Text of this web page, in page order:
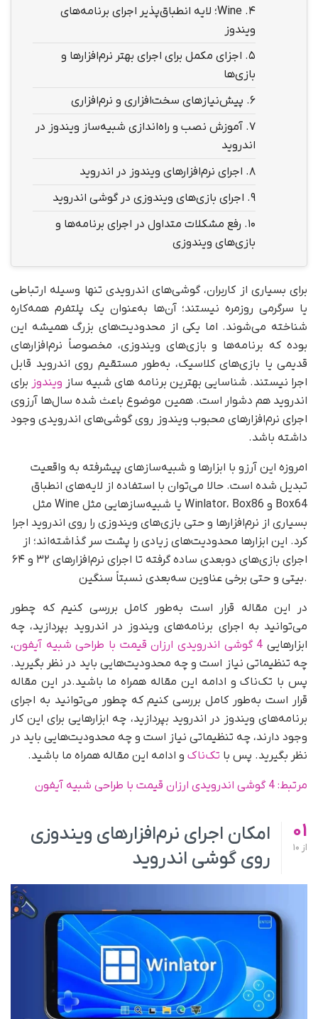
4.
Wine؛ لایه انطباق‌پذیر اجرای برنامه‌های
ویندوز
5. اجزای مکمل برای اجرای بهتر نرم‌افزارها و
بازی‌ها
6. پیش‌نیازهای سخت‌افزاری و نرم‌افزاری
7. آموزش نصب و راه‌اندازی شبیه‌ساز ویندوز در
اندروید
8. اجرای نرم‌افزارهای ویندوز در اندروید
9. اجرای بازی‌های ویندوزی در گوشی اندروید
10. رفع مشکلات متداول در اجرای برنامه‌ها و
بازی‌های ویندوزی
برای بسیاری از کاربران، گوشی‌های اندرویدی تنها وسیله ارتباطی
یا سرگرمی روزمره نیستند؛ آن‌ها به‌عنوان یک پلتفرم همه‌کاره
شناخته می‌شوند. اما یکی از محدودیت‌های بزرگ همیشه این
بوده که برنامه‌ها و بازی‌های ویندوزی، مخصوصاً نرم‌افزارهای
قدیمی یا بازی‌های کلاسیک، به‌طور مستقیم روی اندروید قابل
اجرا نیستند. شناسایی بهترین برنامه های شبیه ساز ویندوز برای
اندروید هم دشوار است. همین موضوع باعث شده سال‌ها آرزوی
اجرای نرم‌افزارهای محبوب ویندوز روی گوشی‌های اندرویدی وجود
داشته باشد.
امروزه این آرزو با ابزارها و شبیه‌سازهای پیشرفته به واقعیت
تبدیل شده است. حالا می‌توان با استفاده از لایه‌های انطباق
مثل Wine یا شبیه‌سازهایی مثل Winlator، Box86 و Box64
بسیاری از نرم‌افزارها و حتی بازی‌های ویندوزی را روی اندروید اجرا
کرد. این ابزارها محدودیت‌های زیادی را پشت سر گذاشته‌اند؛ از
اجرای بازی‌های دوبعدی ساده گرفته تا اجرای نرم‌افزارهای ۳۲ و ۶۴
بیتی و حتی برخی عناوین سه‌بعدی نسبتاً سنگین.
در این مقاله قرار است به‌طور کامل بررسی کنیم که چطور
می‌توانید به اجرای برنامه‌های ویندوز در اندروید بپردازید، چه
ابزارهایی 4 گوشی اندرویدی ارزان قیمت با طراحی شبیه آیفون
،
چه تنظیماتی نیاز است و چه محدودیت‌هایی باید در نظر بگیرید.
پس با تک‌ناک و ادامه این مقاله همراه ما باشید.در این مقاله
قرار است به‌طور کامل بررسی کنیم که چطور می‌توانید به اجرای
برنامه‌های ویندوز در اندروید بپردازید، چه ابزارهایی برای این کار
وجود دارند، چه تنظیماتی نیاز است و چه محدودیت‌هایی باید در
نظر بگیرید. پس با تک‌ناک و ادامه این مقاله همراه ما باشید.
مرتبط: 4 گوشی اندرویدی ارزان قیمت با طراحی شبیه آیفون
01
از
امکان اجرای نرم‌افزارهای ویندوزی
روی گوشی اندروید